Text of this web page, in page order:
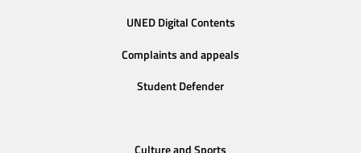
UNED Digital Contents
Complaints and appeals
Student Defender